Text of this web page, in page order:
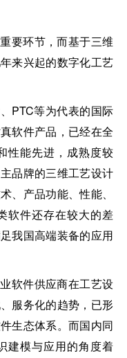
要环节，而基于三维
来兴起的数字化工艺
PTC等为代表的国际
软件产品，已经在全
性能先进，成熟度较
品牌的三维工艺设计
、产品功能、性能、
软件还存在较大的差
我国高端装备的应用
软件供应商在工艺设
服务化的趋势，已形
生态体系。而国内同
建模与应用的角度着